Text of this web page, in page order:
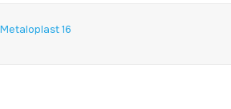
Metaloplast 16